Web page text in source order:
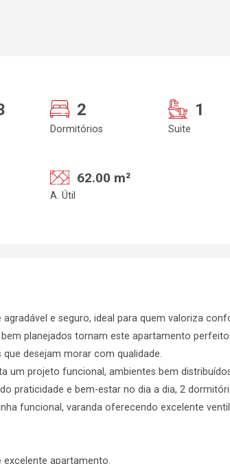
2
Dormitórios
1
Suite
62.00 m²
A. Útil
e seguro, ideal para quem valoriza
planejados tornam este apartamento
desejam morar com qualidade.
um projeto funcional, ambientes bem
praticidade e bem-estar no dia a dia, 2
funcional, varanda oferecendo excelente
excelente apartamento.